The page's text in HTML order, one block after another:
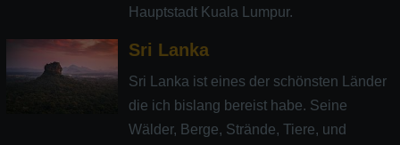
Hauptstadt Kuala Lumpur.
Sri Lanka
Sri Lanka ist eines der schönsten Länder
die ich bislang bereist habe. Seine
Wälder, Berge, Strände, Tiere, und